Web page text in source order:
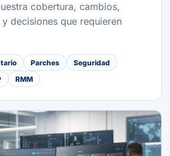
cobertura, cambios,
decisiones que requieren
Parches
Seguridad
RMM